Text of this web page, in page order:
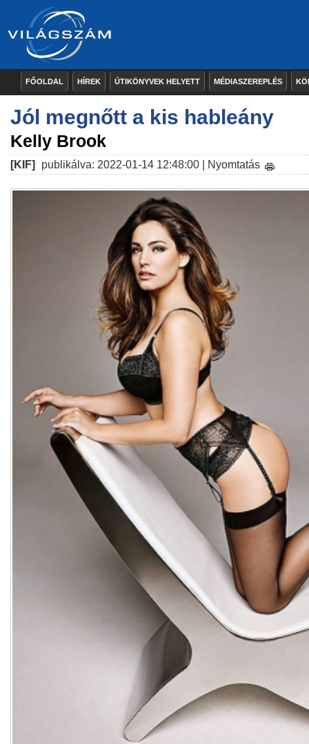
FŐOLDAL HÍREK ÚTIKÖNYVEK HELYETT MÉDIASZEREPLÉS
Jól megnőtt a kis hableány
Kelly Brook
[KIF] publikálva: 2022-01-14 12:48:00 | Nyomtatás